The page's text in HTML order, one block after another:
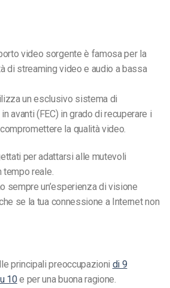
video sorgente è famosa per la
di streaming video e audio a bassa
un esclusivo sistema di
avanti (FEC) in grado di recuperare i
la qualità video.
per adattarsi alle mutevoli
tempo reale.
sempre un’esperienza di visione
se la tua connessione a Internet non
principali preoccupazioni di 9
10e per una buona ragione.